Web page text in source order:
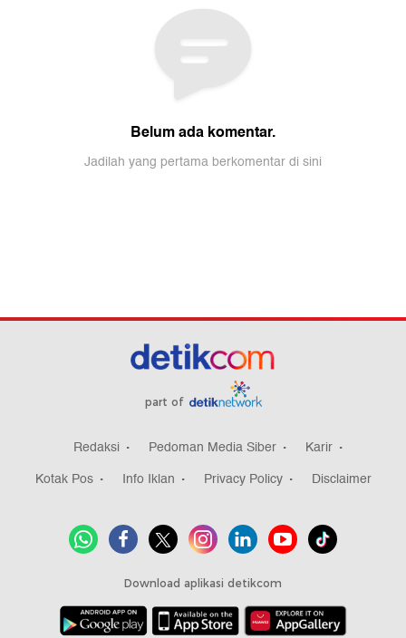
part of
Redaksi Pedoman Media Siber
Karir
Kotak Pos
Info Iklan Privacy Policy Disclaimer
Download aplikasi detikcom